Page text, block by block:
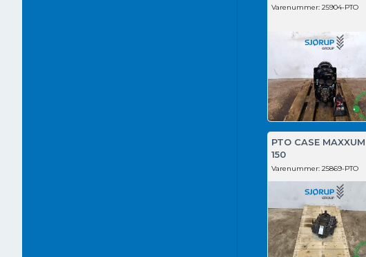
Varenummer: 25904-PTO
PTO CASE MAXXUM
150
Varenummer: 25869-PTO